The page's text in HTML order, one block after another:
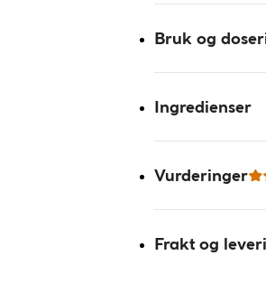
Bruk og
Ingredienser
Vurderinger
Frakt og